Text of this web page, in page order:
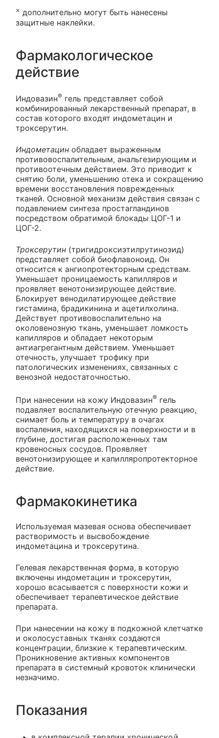
× дополнительно могут быть нанесены
защитные наклейки.
Фармакологическое
действие
Индовазин® гель представляет собой
комбинированный лекарственный препарат, в
состав которого входят индометацин и
троксерутин.
Индометацин обладает выраженным
противовоспалительным, анальгезирующим и
противоотечным действием. Это приводит к
снятию боли, уменьшению отека и сокращению
времени восстановления поврежденных
тканей. Основной механизм действия связан с
подавлением синтеза простагландинов
посредством обратимой блокады ЦОГ-1 и
ЦОГ-2.
Троксерутин (тригидроксиэтилрутинозид)
представляет собой биофлавоноид. Он
относится к ангиопротекторным средствам.
Уменьшает проницаемость капилляров и
проявляет венотонизирующее действие.
Блокирует венодилатирующее действие
гистамина, брадикинина и ацетилхолина.
Действует противовоспалительно на
околовенозную ткань, уменьшает ломкость
капилляров и обладает некоторым
антиагрегантным действием. Уменьшает
отечность, улучшает трофику при
патологических изменениях, связанных с
венозной недостаточностью.
При нанесении на кожу Индовазин® гель
подавляет воспалительную отечную реакцию,
снимает боль и температуру в очагах
воспаления, находящихся на поверхности и в
глубине, достигая расположенных там
кровеносных сосудов. Проявляет
венотонизирующее и капилляропротекторное
действие.
Фармакокинетика
Используемая мазевая основа обеспечивает
растворимость и высвобождение
индометацина и троксерутина.
Гелевая лекарственная форма, в которую
включены индометацин и троксерутин,
хорошо всасывается с поверхности кожи и
обеспечивает терапевтическое действие
препарата.
При нанесении на кожу в подкожной клетчатке
и околосуставных тканях создаются
концентрации, близкие к терапевтическим.
Проникновение активных компонентов
препарата в системный кровоток клинически
незначимо.
Показания